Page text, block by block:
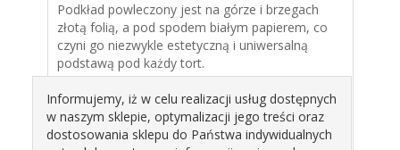
Podkład powleczony jest na górze i brzegach
złotą folią, a pod spodem białym papierem, co
czyni go niezwykle estetyczną i uniwersalną
podstawą pod każdy tort.
Prezentowane podkłady spełniają wszystkie
wymagania dotyczące kontaktu z żywnością,
więc są jednocześnie estetyczne jak i całkowicie
Informujemy, iż w celu realizacji usług dostępnych
w naszym sklepie, optymalizacji jego treści oraz
dostosowania sklepu do Państwa indywidualnych